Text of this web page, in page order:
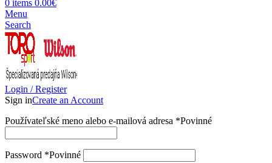
0 items 0.00€
Menu
Search
Login / Register
Sign inCreate an Account
Používateľské meno alebo e-mailová adresa *Povinné
Password *Povinné